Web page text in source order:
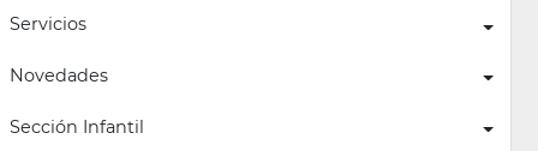
Servicios
Novedades
Sección Infantil